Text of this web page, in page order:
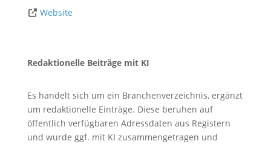
Website
Redaktionelle Beiträge mit KI
Es handelt sich um ein Branchenverzeichnis, ergänzt
um redaktionelle Einträge. Diese beruhen auf
öffentlich verfügbaren Adressdaten aus Registern
und wurde ggf. mit KI zusammengetragen und